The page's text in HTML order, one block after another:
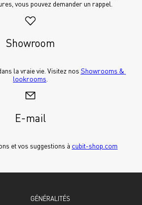
vous pouvez demander un rappel.
Showroom
la vraie vie. Visitez nos Showrooms &
lookrooms
E-mail
et vos suggestions à cubit-shop.com
GÉNÉRALITÉS